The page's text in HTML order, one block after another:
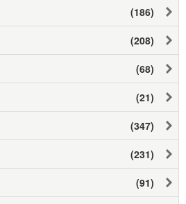
(186)
(208)
(68)
(21)
(347)
(231)
(91)